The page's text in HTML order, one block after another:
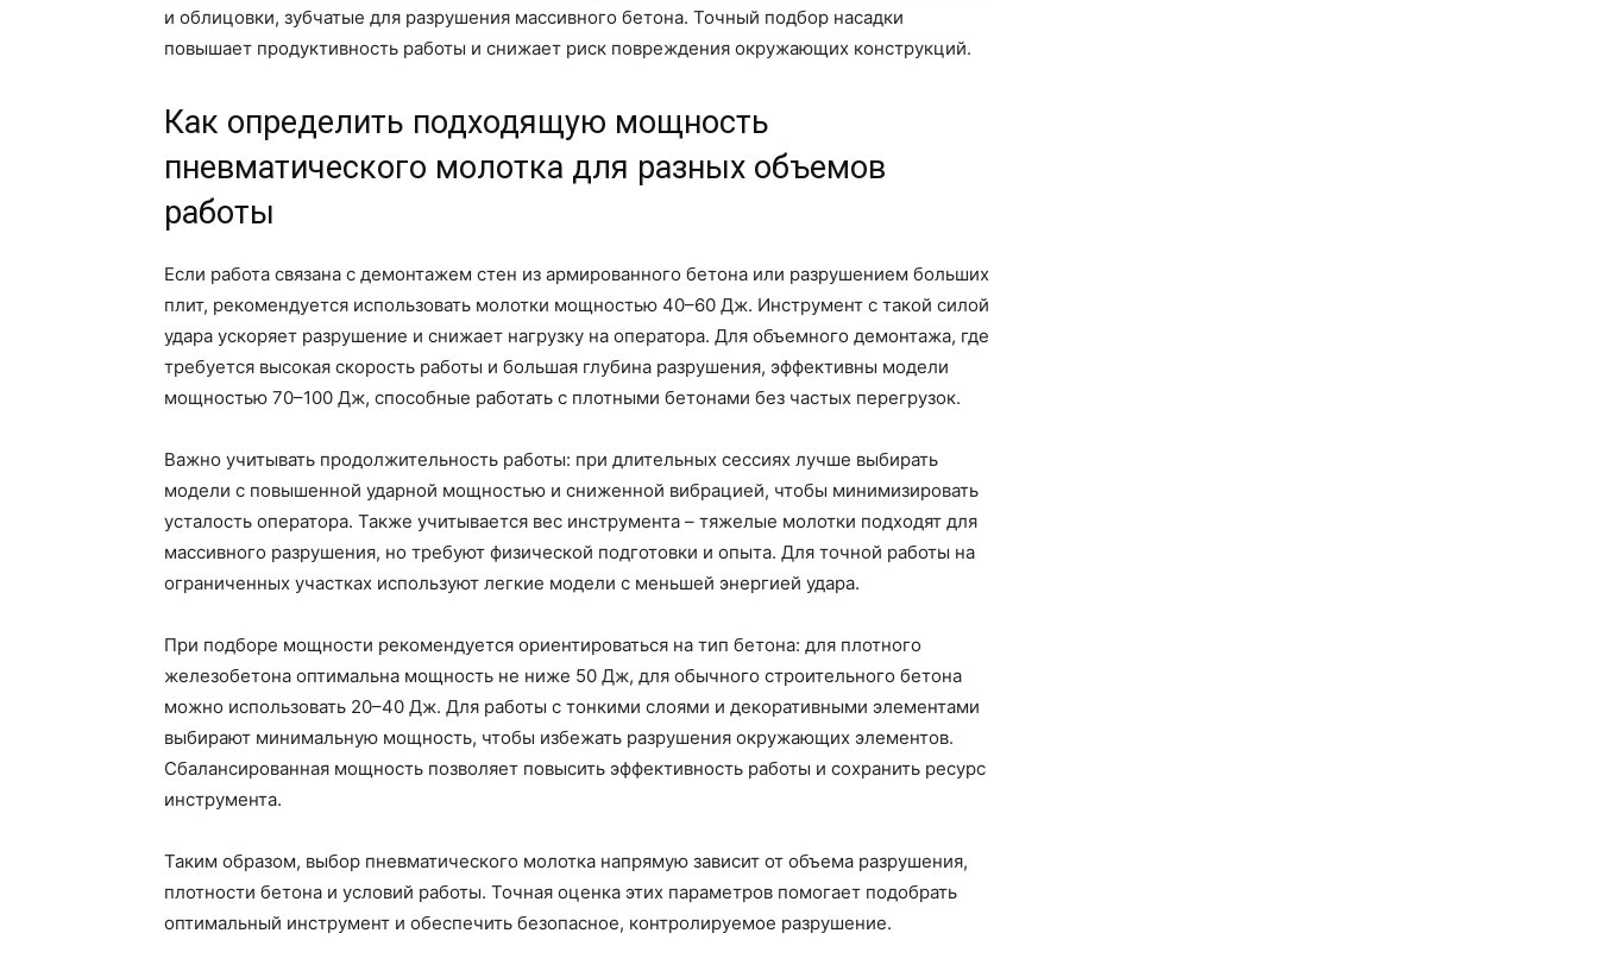
и облицовки, зубчатые для разрушения массивного бетона. Точный подбор насадки
повышает продуктивность работы и снижает риск повреждения окружающих конструкций.
Как определить подходящую мощность
пневматического молотка для разных объемов
работы
Если работа связана с демонтажем стен из армированного бетона или разрушением больших
плит, рекомендуется использовать молотки мощностью 40–60 Дж. Инструмент с такой силой
удара ускоряет разрушение и снижает нагрузку на оператора. Для объемного демонтажа, где
требуется высокая скорость работы и большая глубина разрушения, эффективны модели
мощностью 70–100 Дж, способные работать с плотными бетонами без частых перегрузок.
Важно учитывать продолжительность работы: при длительных сессиях лучше выбирать
модели с повышенной ударной мощностью и сниженной вибрацией, чтобы минимизировать
усталость оператора. Также учитывается вес инструмента – тяжелые молотки подходят для
массивного разрушения, но требуют физической подготовки и опыта. Для точной работы на
ограниченных участках используют легкие модели с меньшей энергией удара.
При подборе мощности рекомендуется ориентироваться на тип бетона: для плотного
железобетона оптимальна мощность не ниже 50 Дж, для обычного строительного бетона
можно использовать 20–40 Дж. Для работы с тонкими слоями и декоративными элементами
выбирают минимальную мощность, чтобы избежать разрушения окружающих элементов.
Сбалансированная мощность позволяет повысить эффективность работы и сохранить ресурс
инструмента.
Таким образом, выбор пневматического молотка напрямую зависит от объема разрушения,
плотности бетона и условий работы. Точная оценка этих параметров помогает подобрать
оптимальный инструмент и обеспечить безопасное, контролируемое разрушение.